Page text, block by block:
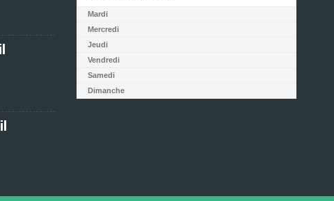
Mardi
Mercredi
Jeudi
Vendredi
Samedi
Dimanche